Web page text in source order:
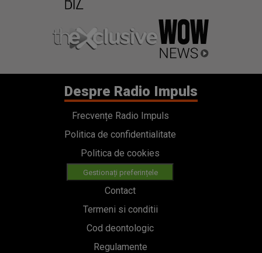
Despre Radio Impuls
Frecvențe Radio Impuls
Politica de confidentialitate
Politica de cookies
Gestionați preferințele
Contact
Termeni si conditii
Cod deontologic
Regulamente